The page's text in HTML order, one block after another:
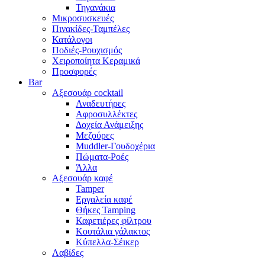
Τηγανάκια
Μικροσυσκευές
Πινακίδες-Ταμπέλες
Κατάλογοι
Ποδιές-Ρουχισμός
Χειροποίητα Κεραμικά
Προσφορές
Bar
Αξεσουάρ cocktail
Αναδευτήρες
Αφροσυλλέκτες
Δοχεία Ανάμειξης
Μεζούρες
Muddler-Γουδοχέρια
Πώματα-Ροές
Άλλα
Αξεσουάρ καφέ
Tamper
Εργαλεία καφέ
Θήκες Tamping
Καφετιέρες φίλτρου
Κουτάλια γάλακτος
Κύπελλα-Σέικερ
Λαβίδες